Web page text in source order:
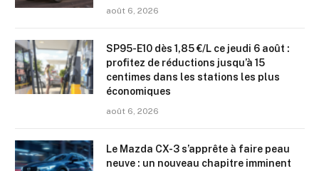
août 6, 2026
SP95-E10 dès 1,85 €/L ce jeudi 6 août :
profitez de réductions jusqu’à 15
centimes dans les stations les plus
économiques
août 6, 2026
Le Mazda CX-3 s’apprête à faire peau
neuve : un nouveau chapitre imminent